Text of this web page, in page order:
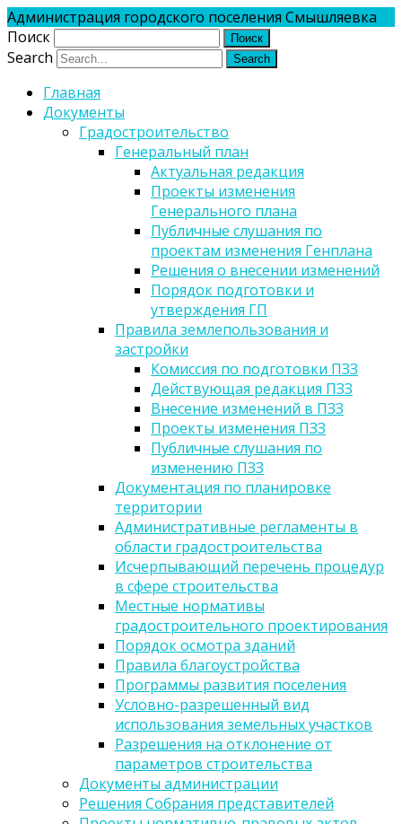
Администрация городского поселения Смышляевка
Поиск
Search
Главная
Документы
Градостроительство
Генеральный план
Актуальная редакция
Проекты изменения
Генерального плана
Публичные слушания по
проектам изменения Генплана
Решения о внесении изменений
Порядок подготовки и
утверждения ГП
Правила землепользования и
застройки
Комиссия по подготовки ПЗЗ
Действующая редакция ПЗЗ
Внесение изменений в ПЗЗ
Проекты изменения ПЗЗ
Публичные слушания по
изменению ПЗЗ
Документация по планировке
территории
Административные регламенты в
области градостроительства
Исчерпывающий перечень процедур
в сфере строительства
Местные нормативы
градостроительного проектирования
Порядок осмотра зданий
Правила благоустройства
Программы развития поселения
Условно-разрешенный вид
использования земельных участков
Разрешения на отклонение от
параметров строительства
Документы администрации
Решения Собрания представителей